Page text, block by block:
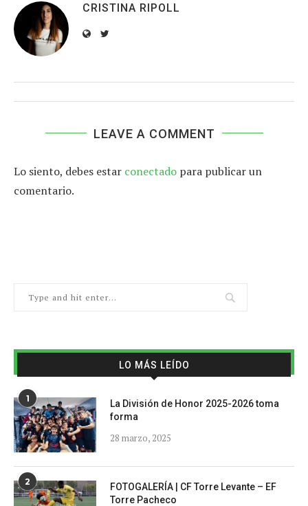
CRISTINA RIPOLL
LEAVE A COMMENT
Lo siento, debes estar conectado para publicar un
comentario.
LO MÁS LEÍDO
1
La División de Honor 2025-2026 toma
forma
28 marzo, 2025
2
FOTOGALERÍA | CF Torre Levante – EF
Torre Pacheco